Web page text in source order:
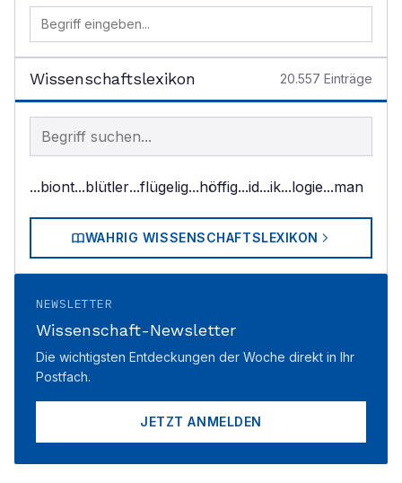
Wissenschaftslexikon 20.557 Einträge
Begriff im Lexikon suchen
...biont...blütler...flügelig...höffig...id...ik...logie...man
WAHRIG WISSENSCHAFTSLEXIKON
NEWSLETTER
Wissenschaft-Newsletter
Die wichtigsten Entdeckungen der Woche direkt in Ihr
Postfach.
JETZT ANMELDEN